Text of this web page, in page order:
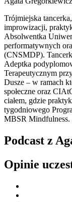
Trójmiejska
improwizacji,
Absolwentka
performatywnych
(CNSMDP).
Adeptka
Terapeutycznym
Dusze – w ramach
społeczne oraz
ciałem, gdzie
tygodniowego
MBSR Mindfulness.
Podcast z
Opinie